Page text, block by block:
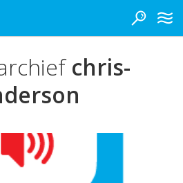
chris-